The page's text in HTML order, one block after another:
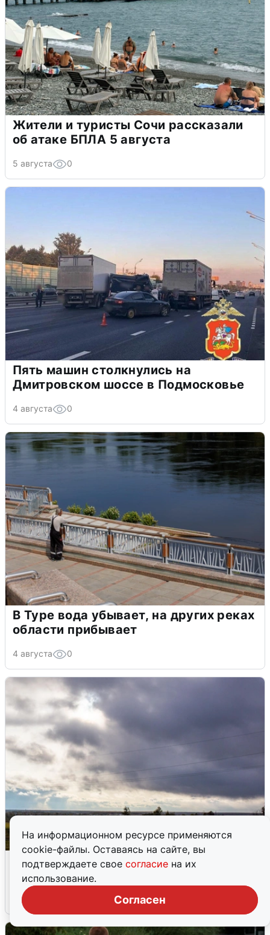
На информационном ресурсе применяются
cookie-файлы. Оставаясь на сайте, вы
подтверждаете свое согласие на их
использование.
Согласен
Жители и туристы Сочи рассказали
об атаке БПЛА 5 августа
5 августа 0
Пять машин столкнулись на
Дмитровском шоссе в Подмосковье
4 августа 0
В Туре вода убывает, на других реках
области прибывает
4 августа 0
Над ХМАО впервые сбили
беспилотники
3 августа